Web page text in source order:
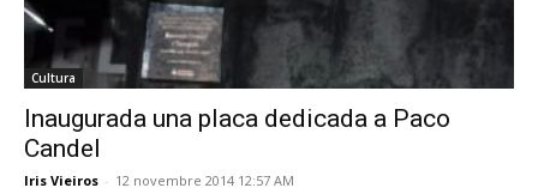
Cultura
Inaugurada una placa dedicada a Paco
Candel
Iris Vieiros - 12 novembre 2014 12:57 AM